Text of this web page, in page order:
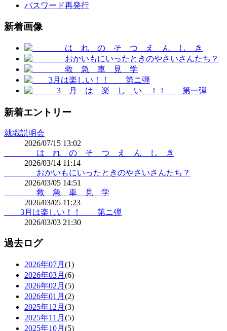
パスワード再発行
新着画像
新着エントリー
就職説明会
2026/07/15 13:02
は れ の そ つ え ん し き
2026/03/14 11:14
おかいもにいったときのやさいさんたち？
2026/03/05 14:51
救 急 車 見 学
2026/03/05 11:23
3月は楽しい！！ 第ニ弾
2026/03/03 21:30
過去ログ
2026年07月 (1)
2026年03月 (6)
2026年02月 (5)
2026年01月 (2)
2025年12月 (3)
2025年11月 (5)
2025年10月 (5)